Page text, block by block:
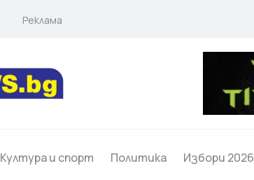
Реклама
Култура и спорт Политика Избори 2026